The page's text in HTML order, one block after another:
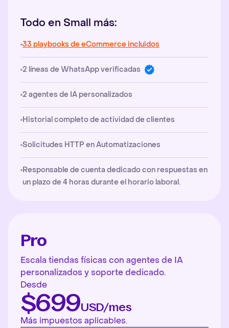
Todo en Small más:
33 playbooks de eCommerce incluidos
2 líneas de WhatsApp verificadas
2 agentes de IA personalizados
Historial completo de actividad de clientes
Solicitudes HTTP en Automatizaciones
Responsable de cuenta dedicado con respuestas en
un plazo de 4 horas durante el horario laboral.
Pro
Escala tiendas físicas con agentes de IA
personalizados y soporte dedicado.
Desde
$699USD/mes
Más impuestos aplicables.